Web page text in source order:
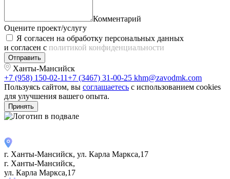
Комментарий
Оцените проект/услугу
Я согласен на обработку персональных данных
и согласен с политикой конфиденциальности
Отправить
Ханты-Мансийск
+7 (958) 150-02-11+7 (3467) 31-00-25 khm@zavodmk.com
Пользуясь сайтом, вы соглашаетесь с использованием cookies
для улучшения вашего опыта.
Принять
г. Ханты-Мансийск, ул. Карла Маркса,17
г. Ханты-Мансийск,
ул. Карла Маркса,17